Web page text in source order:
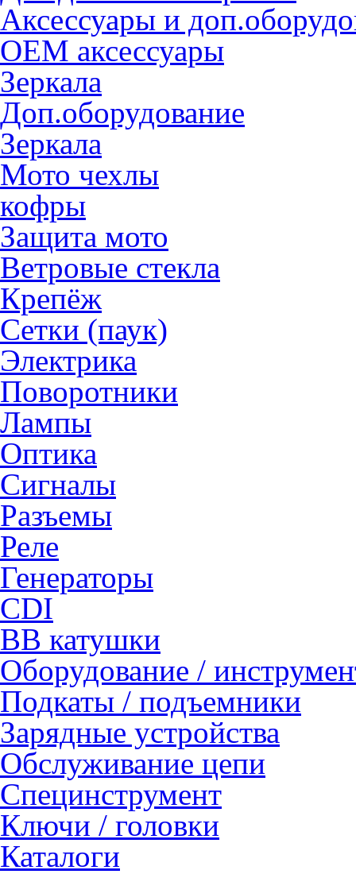
Аксессуары и
OEM аксессуары
Зеркала
Доп.оборудование
Зеркала
Мото чехлы
кофры
Защита мото
Ветровые стекла
Крепёж
Сетки (паук)
Электрика
Поворотники
Лампы
Оптика
Сигналы
Разъемы
Реле
Генераторы
CDI
ВВ катушки
Оборудование /
Подкаты / подъемники
Зарядные устройства
Обслуживание цепи
Специнструмент
Ключи / головки
Каталоги